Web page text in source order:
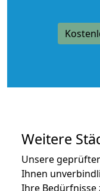
Weitere
Unsere
Ihnen
Ihre Bedürfnisse